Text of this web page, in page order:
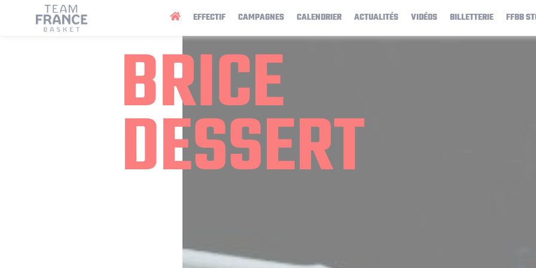
EFFECTIF CAMPAGNES CALENDRIER ACTUALITÉS VIDÉOS BILLETTERIE FFBB
BRICE
DESSERT
Panneau de gestion des cookies